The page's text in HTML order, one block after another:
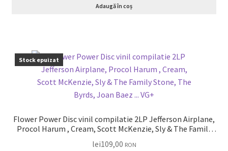
Adaugă în coș
Stock epuizat
Flower Power Disc vinil compilatie 2LP Jefferson Airplane,
Procol Harum , Cream, Scott McKenzie, Sly & The Family
lei109,00 RON